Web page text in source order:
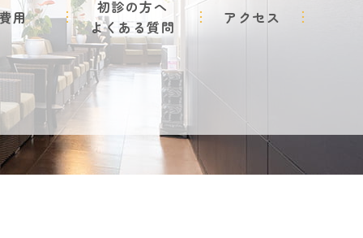
用
初診の方へ
よくある質問
アクセス